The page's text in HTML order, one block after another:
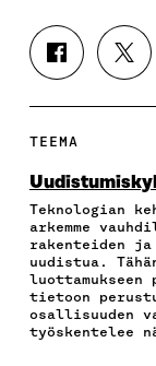
J
A
A
E
O
O
K
I
S
S
A
J
A
T
E
R
I
S
S
Ä
A
TEEMA
Teknologian
arkemme
rakenteiden ja
uudistua.
luottamukseen
tietoon
osallisuuden
työskentelee